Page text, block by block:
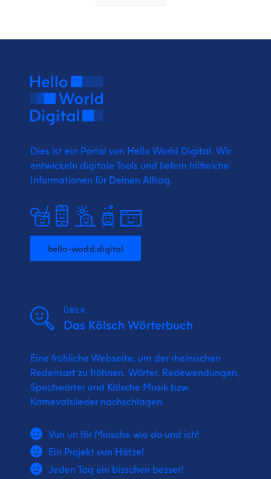
Dies ist ein Portal von Hello World Digital. Wir
entwickeln digitale Tools und liefern hilfreiche
Informationen für Deinen Alltag.
hello-world.digital
ÜBER
Das Kölsch Wörterbuch
Eine fröhliche Webseite, um der rheinischen
Redensart zu fröhnen. Wörter, Redewendungen,
Sprichwörter und Kölsche Musik bzw.
Karnevalslieder nachschlagen.
Vun un för Minsche wie do und ich!
Ein Projekt vun Hätze!
Jeden Tag ein bisschen besser!